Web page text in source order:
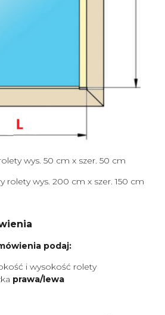
wys. 50 cm x szer. 50 cm
rolety wys. 200 cm x szer. 150 cm
podaj:
i wysokość rolety
prawa/lewa